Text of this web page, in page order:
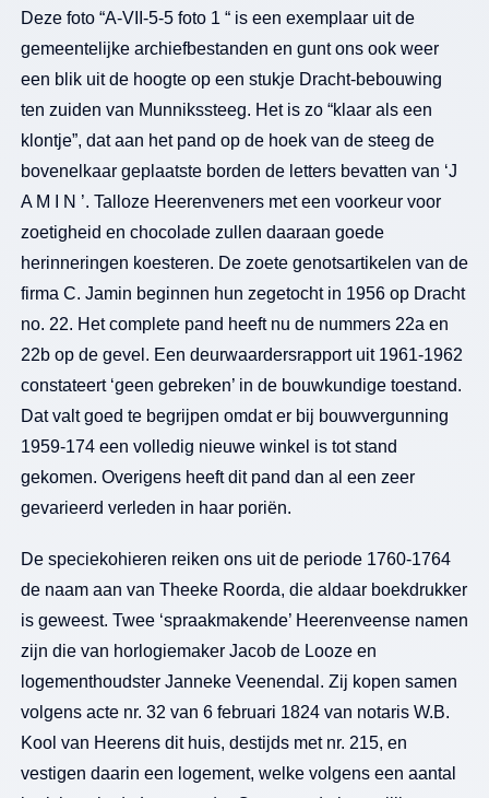
Deze foto “A-VII-5-5 foto 1 “ is een exemplaar uit de
gemeentelijke archiefbestanden en gunt ons ook weer
een blik uit de hoogte op een stukje Dracht-bebouwing
ten zuiden van Munnikssteeg. Het is zo “klaar als een
klontje”, dat aan het pand op de hoek van de steeg de
bovenelkaar geplaatste borden de letters bevatten van ‘J
A M I N ’. Talloze Heerenveners met een voorkeur voor
zoetigheid en chocolade zullen daaraan goede
herinneringen koesteren. De zoete genotsartikelen van de
firma C. Jamin beginnen hun zegetocht in 1956 op Dracht
no. 22. Het complete pand heeft nu de nummers 22a en
22b op de gevel. Een deurwaardersrapport uit 1961-1962
constateert ‘geen gebreken’ in de bouwkundige toestand.
Dat valt goed te begrijpen omdat er bij bouwvergunning
1959-174 een volledig nieuwe winkel is tot stand
gekomen. Overigens heeft dit pand dan al een zeer
gevarieerd verleden in haar poriën.
De speciekohieren reiken ons uit de periode 1760-1764
de naam aan van Theeke Roorda, die aldaar boekdrukker
is geweest. Twee ‘spraakmakende’ Heerenveense namen
zijn die van horlogiemaker Jacob de Looze en
logementhoudster Janneke Veenendal. Zij kopen samen
volgens acte nr. 32 van 6 februari 1824 van notaris W.B.
Kool van Heerens dit huis, destijds met nr. 215, en
vestigen daarin een logement, welke volgens een aantal